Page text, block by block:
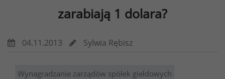
zarabiają 1 dolara?
04.11.2013 Sylwia Rębisz
Wynagradzanie zarządów spółek giełdowych